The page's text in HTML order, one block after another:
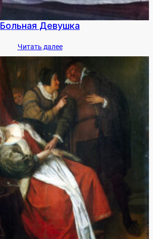
Боль­ная Де­вуш­ка
Чи­тать да­лее